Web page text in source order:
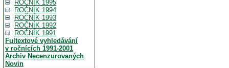
ROČNÍK 1995
ROČNÍK 1994
ROČNÍK 1993
ROČNÍK 1992
ROČNÍK 1991
Fultextové vyhledávání
v ročnících 1991-2001
Archiv Necenzurovaných
Novin